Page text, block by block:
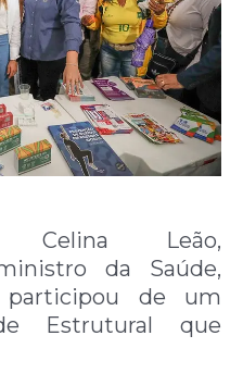
Celina Leão,
da Saúde,
participou de um
Estrutural que